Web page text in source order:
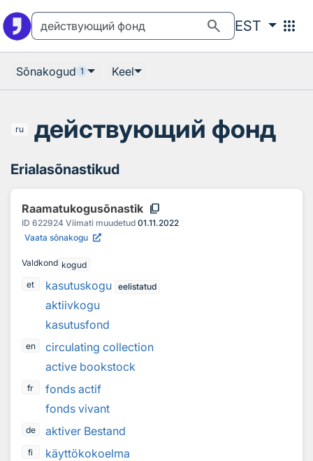
search EST apps
Sõnakogud 1 Keel
ru действующий фонд
Erialasõnastikud
Raamatukogusõnastik content_copy
ID 622924 Viimati muudetud 01.11.2022
Vaata sõnakogu
Valdkond kogud
et
kasutuskogu eelistatud
aktiivkogu
kasutusfond
en
circulating collection
active bookstock
fr
fonds actif
fonds vivant
de aktiver Bestand
fi
käyttökokoelma